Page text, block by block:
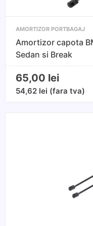
AMORTIZOR PORTBAGAJ
Amortizor capota
Sedan si Break
65,00 lei
54,62 lei (fara tva)